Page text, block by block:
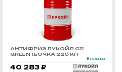
АНТИФРИЗ ЛУКОЙЛ G11
GREEN (БОЧКА 220 КГ)
В наличии
40 283 ₽